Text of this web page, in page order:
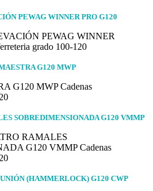
PEWAG WINNER PRO G120
G120 MWP
SOBREDIMENSIONADA G120 VMMP
(HAMMERLOCK) G120 CWP